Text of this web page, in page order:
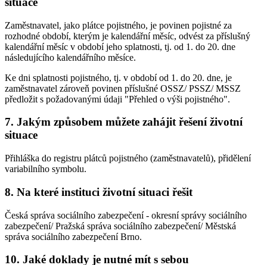
Zaměstnavatel, jako plátce pojistného, je povinen pojistné za
rozhodné období, kterým je kalendářní měsíc, odvést za příslušný
kalendářní měsíc v období jeho splatnosti, tj. od 1. do 20. dne
následujícího kalendářního měsíce.
Ke dni splatnosti pojistného, tj. v období od 1. do 20. dne, je
zaměstnavatel zároveň povinen příslušné OSSZ/ PSSZ/ MSSZ
předložit s požadovanými údaji "Přehled o výši pojistného".
7. Jakým způsobem můžete zahájit řešení životní
situace
Přihláška do registru plátců pojistného (zaměstnavatelů), přidělení
variabilního symbolu.
8. Na které instituci životní situaci řešit
Česká správa sociálního zabezpečení - okresní správy sociálního
zabezpečení/ Pražská správa sociálního zabezpečení/ Městská
správa sociálního zabezpečení Brno.
10. Jaké doklady je nutné mít s sebou